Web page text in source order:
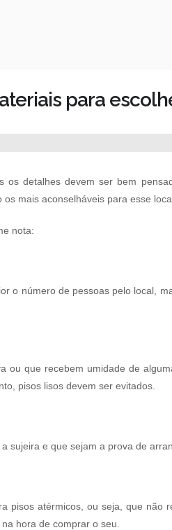
para
detalhes devem ser bem
mais aconselháveis para esse
nota:
o número de pessoas pelo local,
que recebem umidade de
pisos lisos devem ser evitados.
sujeira e que sejam a prova de
pisos atérmicos, ou seja, que não
hora de comprar o seu.